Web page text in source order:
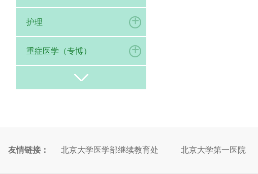
护理 +
重症医学（专博） +
友情链接： 北京大学医学部继续教育处 北京大学第一医院